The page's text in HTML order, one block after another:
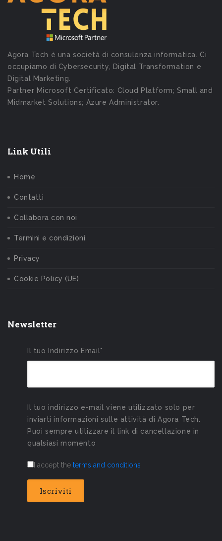
Agora Tech è una società di consulenza informatica. Ci
occupiamo di Cybersecurity, Digital Transformation e
Digital Marketing.
Partner Microsoft Certificato: Cloud Platform; Small and
Midmarket Solutions; Azure Administrator.
Link Utili
Home
Contatti
Collabora con noi
Termini e condizioni
Privacy
Cookie Policy (UE)
Newsletter
Il tuo Indirizzo Email*
Il tuo indirizzo e-mail viene utilizzato solo per
inviarti informazioni sulle attività di Agora Tech.
Puoi sempre utilizzare il link di cancellazione in
qualsiasi momento
I accept the terms and conditions